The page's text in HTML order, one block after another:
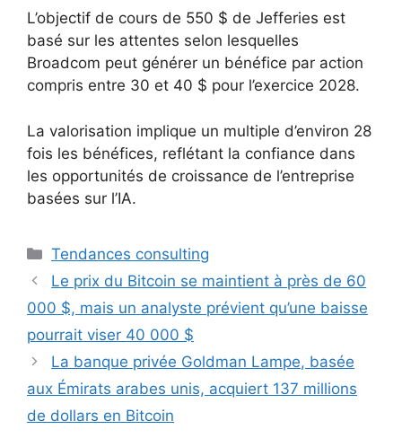
L’objectif de cours de 550 $ de Jefferies est
basé sur les attentes selon lesquelles
Broadcom peut générer un bénéfice par action
compris entre 30 et 40 $ pour l’exercice 2028.
La valorisation implique un multiple d’environ 28
fois les bénéfices, reflétant la confiance dans
les opportunités de croissance de l’entreprise
basées sur l’IA.
Catégories
Tendances consulting
Le prix du Bitcoin se maintient à près de 60
000 $, mais un analyste prévient qu’une baisse
pourrait viser 40 000 $
La banque privée Goldman Lampe, basée
aux Émirats arabes unis, acquiert 137 millions
de dollars en Bitcoin